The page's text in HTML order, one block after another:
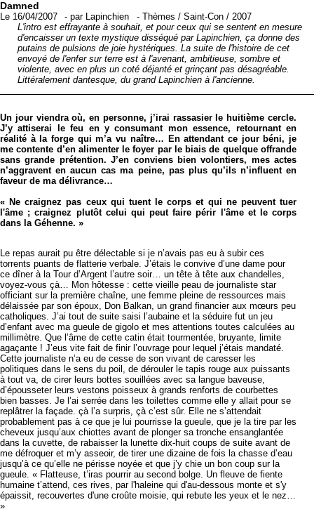
Damned
Le 16/04/2007 -par Lapinchien - Thèmes / Saint-Con/ 2007
L'intro est effrayante à souhait, et pour ceux qui se sentent en mesure
d'encaisser un texte mystique disséqué par Lapinchien, ça donne des
putains de pulsions de joie hystériques. La suite de l'histoire de cet
envoyé de l'enfer sur terre est à l'avenant, ambitieuse, sombre et
violente, avec en plus un coté déjanté et grinçant pas désagréable.
Littéralement dantesque, du grand Lapinchien à l'ancienne.
Un jour viendra où, en personne, j’irai rassasier le huitième cercle.
J’y attiserai le feu en y consumant mon essence, retournant en
réalité à la forge qui m’a vu naître… En attendant ce jour béni, je
me contente d’en alimenter le foyer par le biais de quelque offrande
sans grande prétention. J’en conviens bien volontiers, mes actes
n’aggravent en aucun cas ma peine, pas plus qu’ils n’influent en
faveur de ma délivrance…
« Ne craignez pas ceux qui tuent le corps et qui ne peuvent tuer
l'âme ; craignez plutôt celui qui peut faire périr l'âme et le corps
dans la Géhenne. »
Le repas aurait pu être délectable si je n’avais pas eu à subir ces
torrents puants de flatterie verbale. J’étais le convive d’une dame pour
ce dîner à la Tour d’Argent l’autre soir… un tête à tête aux chandelles,
voyez-vous çà… Mon hôtesse : cette vieille peau de journaliste star
officiant sur la première chaîne, une femme pleine de ressources mais
délaissée par son époux, Don Balkan, un grand financier aux mœurs peu
catholiques. J’ai tout de suite saisi l’aubaine et la séduire fut un jeu
d’enfant avec ma gueule de gigolo et mes attentions toutes calculées au
millimètre. Que l’âme de cette catin était tourmentée, bruyante, limite
agaçante ! J’eus vite fait de finir l’ouvrage pour lequel j’étais mandaté.
Cette journaliste n’a eu de cesse de son vivant de caresser les
politiques dans le sens du poil, de dérouler le tapis rouge aux puissants
à tout va, de cirer leurs bottes souillées avec sa langue baveuse,
d’épousseter leurs vestons poisseux à grands renforts de courbettes
bien basses. Je l’ai serrée dans les toilettes comme elle y allait pour se
replâtrer la façade. çà l’a surpris, çà c’est sûr. Elle ne s’attendait
probablement pas à ce que je lui pourrisse la gueule, que je la tire par les
cheveux jusqu’aux chiottes avant de plonger sa tronche ensanglantée
dans la cuvette, de rabaisser la lunette dix-huit coups de suite avant de
me défroquer et m’y asseoir, de tirer une dizaine de fois la chasse d’eau
jusqu’à ce qu’elle ne périsse noyée et que j’y chie un bon coup sur la
gueule. « Flatteuse, t’iras pourrir au second bolge. Un fleuve de fiente
humaine t’attend, ces rives, par l'haleine qui d'au-dessous monte et s'y
épaissit, recouvertes d'une croûte moisie, qui rebute les yeux et le nez…
»